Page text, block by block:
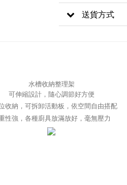
送貨方式
水槽收納整理架
可伸縮設計，隨心調節好方便
收納，可拆卸活動板，依空間自由搭配
性強，各種廚具放滿放好，毫無壓力